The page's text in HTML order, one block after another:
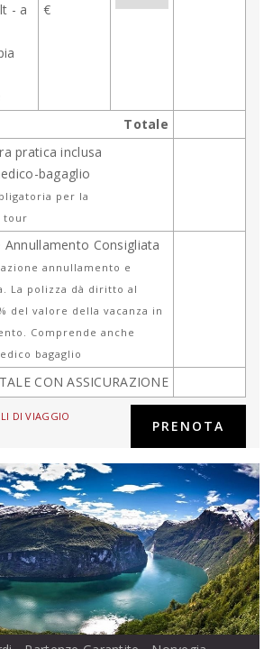
- a
€
Totale
pratica inclusa
bagaglio
per la
tour
Annullamento Consigliata
annullamento e
La polizza dà diritto al
del valore della vacanza in
Comprende anche
bagaglio
CON ASSICURAZIONE
DI VIAGGIO